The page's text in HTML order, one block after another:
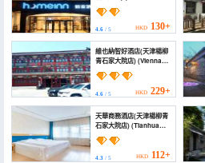
Hotel (Tianjin Xiqing
Yangliuqing Xinhua
Road))
4.6 / 5 HKD 130+
維也納智好酒店(天津楊柳
青石家大院店) (Vienna
Zhihao Hotel (Tianjin
YangliuQing shijia
4.6 / 5 HKD 229+
天華商務酒店(天津楊柳青
石家大院店) (Tianhua
Business Hotel)
4.3 / 5 HKD 112+